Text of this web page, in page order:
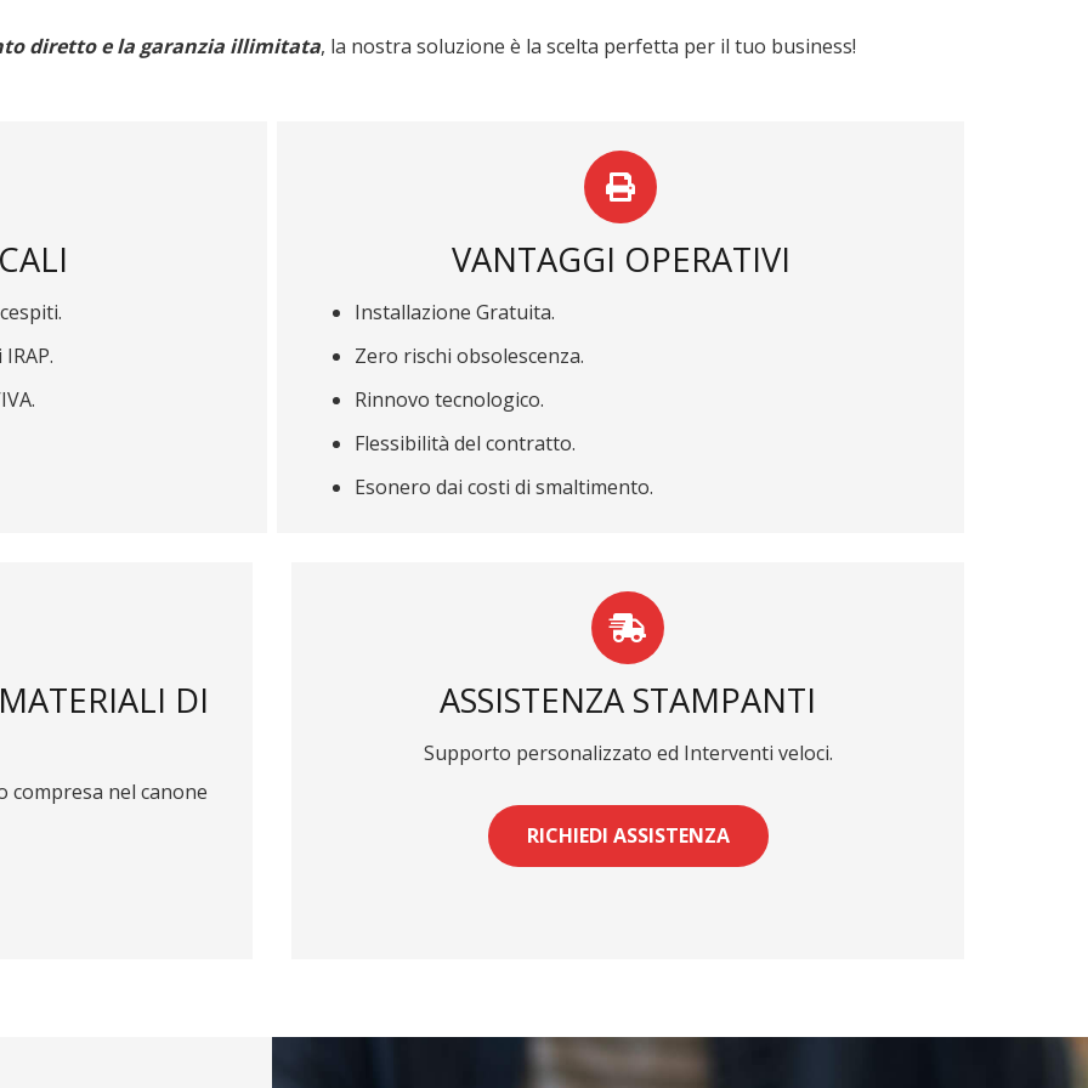
diretto e la garanzia illimitata, la nostra soluzione è la scelta perfetta per il tuo business!
VANTAGGI OPERATIVI
Installazione Gratuita.
Zero rischi obsolescenza.
Rinnovo tecnologico.
Flessibilità del contratto.
Esonero dai costi di smaltimento.
DI
compresa nel canone
ASSISTENZA STAMPANTI
Supporto personalizzato ed Interventi veloci.
RICHIEDI ASSISTENZA